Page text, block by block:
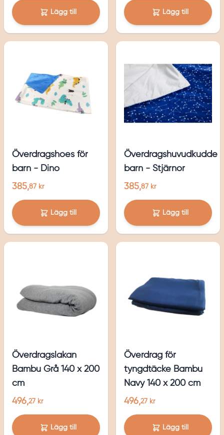
Lägg till Lägg till
Överdragshoes för
barn - Dino
385,87 kr
Lägg till
Överdragshuvudkudde
barn - Stjärnor
385,87 kr
Lägg till
Överdragslakan
Bambu Grå 140 x 200
cm
496,27 kr
Lägg till
Överdrag för
tyngdtäcke Bambu
Navy 140 x 200 cm
496,27 kr
Lägg till